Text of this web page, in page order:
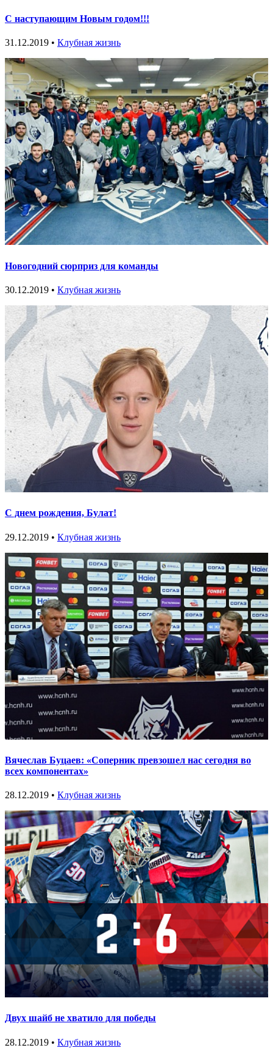
С наступающим Новым годом!!!
31.12.2019 • Клубная жизнь
Новогодний сюрприз для команды
30.12.2019 • Клубная жизнь
С днем рождения, Булат!
29.12.2019 • Клубная жизнь
Вячеслав Буцаев: «Соперник превзошел нас сегодня во
всех компонентах»
28.12.2019 • Клубная жизнь
Двух шайб не хватило для победы
28.12.2019 • Клубная жизнь